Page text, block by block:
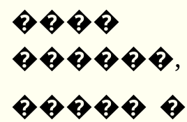
����
������,
�����